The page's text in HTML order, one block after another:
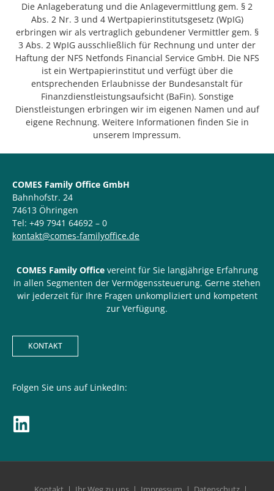
Die Anlageberatung und die Anlagevermittlung gem. § 2
Abs. 2 Nr. 3 und 4 Wertpapierinstitutsgesetz (WpIG)
erbringen wir als vertraglich gebundener Vermittler gem. §
3 Abs. 2 WpIG ausschließlich für Rechnung und unter der
Haftung der NFS Netfonds Financial Service GmbH. Die NFS
ist ein Wertpapierinstitut und verfügt über die
entsprechenden Erlaubnisse der Bundesanstalt für
Finanzdienstleistungsaufsicht (BaFin). Sonstige
Dienstleistungen erbringen wir im eigenen Namen und auf
eigene Rechnung. Weitere Informationen finden Sie in
unserem Impressum.
COMES Family Office GmbH
Bahnhofstr. 24
74613 Öhringen
Tel: +49 7941 64692 – 0
kontakt@comes-familyoffice.de
COMES Family Office vereint für Sie langjährige Erfahrung
in allen Segmenten der Vermögenssteuerung. Gerne stehen
wir jederzeit für Ihre Fragen unkompliziert und kompetent
zur Verfügung.
KONTAKT
Folgen Sie uns auf LinkedIn: